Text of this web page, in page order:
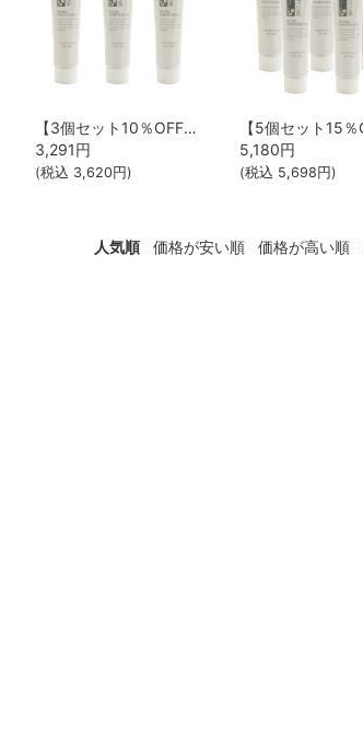
【3個セット10％OFF】デンタルビューティーケア ホワイトニング(医薬部外品）
3,291円
(税込 3,620 円)
5,180円
(税込 5,698 円)
人気順 価格が安い順 価格が高い順